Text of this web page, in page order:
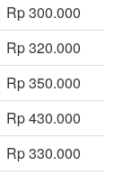
Rp 300.000
Rp 320.000
Rp 350.000
Rp 430.000
Rp 330.000